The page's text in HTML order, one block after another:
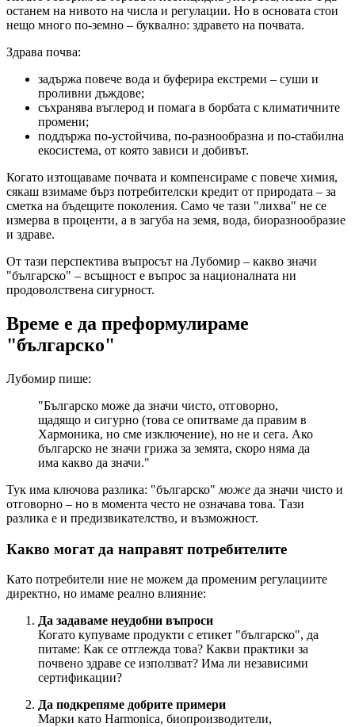
останем на нивото на числа и регулации. Но в основата стои
нещо много по-земно – буквално: здравето на почвата.
Здрава почва:
задържа повече вода и буферира екстреми – суши и
проливни дъждове;
съхранява въглерод и помага в борбата с климатичните
промени;
поддържа по-устойчива, по-разнообразна и по-стабилна
екосистема, от която зависи и добивът.
Когато изтощаваме почвата и компенсираме с повече химия,
сякаш взимаме бърз потребителски кредит от природата – за
сметка на бъдещите поколения. Само че тази "лихва" не се
измерва в проценти, а в загуба на земя, вода, биоразнообразие
и здраве.
От тази перспектива въпросът на Лубомир – какво значи
"българско" – всъщност е въпрос за националната ни
продоволствена сигурност.
Време е да преформулираме
"българско"
Лубомир пише:
"Българско може да значи чисто, отговорно,
щадящо и сигурно (това се опитваме да правим в
Хармоника, но сме изключение), но не и сега. Ако
българско не значи грижа за земята, скоро няма да
има какво да значи."
Тук има ключова разлика: "българско" може да значи чисто и
отговорно – но в момента често не означава това. Тази
разлика е и предизвикателство, и възможност.
Какво могат да направят потребителите
Като потребители ние не можем да променим регулациите
директно, но имаме реално влияние:
Да задаваме неудобни въпроси
Когато купуваме продукти с етикет "българско", да
питаме: Как се отглежда това? Какви практики за
почвено здраве се използват? Има ли независими
сертификации?
Да подкрепяме добрите примери
Марки като Harmonica, биопроизводители,